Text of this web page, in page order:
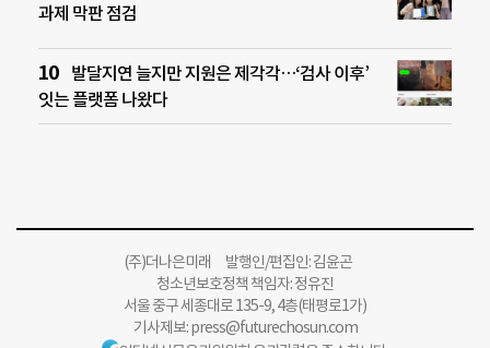
과제 막판 점검
발달지연 늘지만 지원은 제각각…‘검사 이후’
잇는 플랫폼 나왔다
(주)더나은미래 발행인/편집인: 김윤곤
청소년보호정책 책임자: 정유진
서울 중구 세종대로 135-9, 4층(태평로1가)
기사제보:press@futurechosun.com